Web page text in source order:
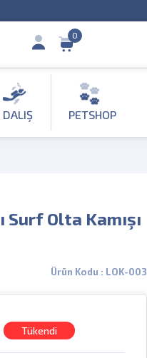
0
DALIŞ PETSHOP
Olta Kamışı
Ürün Kodu : LOK-003
Tükendi